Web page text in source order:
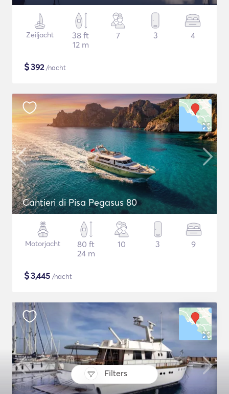
Filters
Zeiljacht
38 ft
12 m
7 3 4
$392/nacht
Cantieri di Pisa Pegasus 80
Motorjacht
80 ft
24 m
10 3 9
$3,445 /nacht